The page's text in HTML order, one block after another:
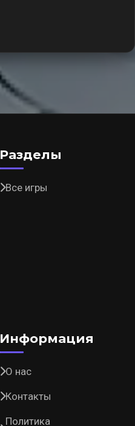
Разделы
Все игры
Информация
О нас
Контакты
Политика